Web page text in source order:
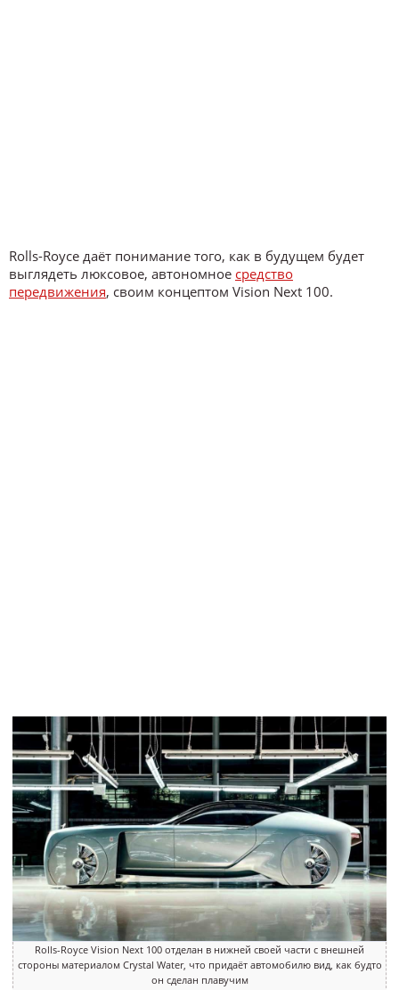
Rolls-Royce даёт понимание того, как в будущем будет
выглядеть люксовое, автономное средство
передвижения, своим концептом Vision Next 100.
Rolls-Royce Vision Next 100 отделан в нижней своей части с внешней
стороны материалом Crystal Water, что придаёт автомобилю вид, как будто
он сделан плавучим